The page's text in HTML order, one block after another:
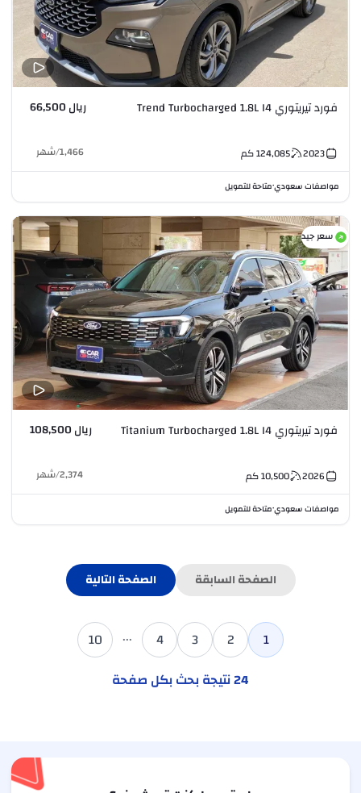
فورد تيريتوري Trend Turbocharged 1.8L I4 ريال 66,500
2023
124,085كم 1,466
/شهر
مواصفات سعودي•متاحة للتمويل
سعر جيد
فورد تيريتوري Titanium Turbocharged 1.8L I4 ريال 108,500
2026
10,500كم 2,374
/شهر
مواصفات سعودي•متاحة للتمويل
الصفحة السابقة الصفحة التالية
1
2
3
4
...
10
24نتيجة بحث بكل صفحة